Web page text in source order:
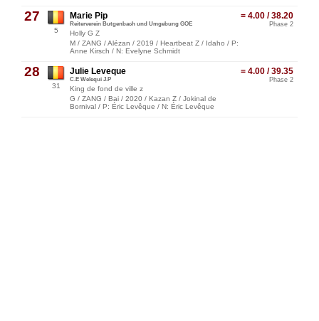
27
5
= 4.00 / 38.20
Phase 2
Marie Pip
Reiterverein Butgenbach und Umgebung GOE
Holly G Z
M / ZANG / Alézan / 2019 / Heartbeat Z / Idaho / P:
Anne Kirsch / N: Evelyne Schmidt
28
31
= 4.00 / 39.35
Phase 2
Julie Leveque
C.E Welequi J.P
King de fond de ville z
G / ZANG / Bai / 2020 / Kazan Z / Jokinal de
Bornival / P: Éric Levêque / N: Éric Levêque